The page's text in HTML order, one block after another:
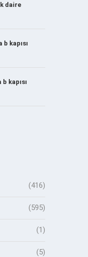
daire
kapısı
kapısı
(416)
(595)
(1)
(5)